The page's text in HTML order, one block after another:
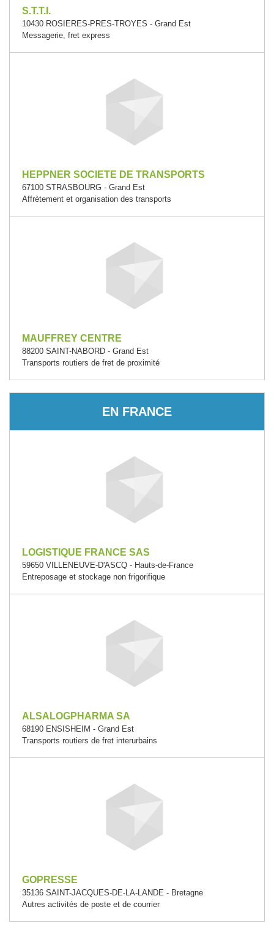
S.T.T.I.
10430 ROSIERES-PRES-TROYES - Grand Est
Messagerie, fret express
HEPPNER SOCIETE DE TRANSPORTS
67100 STRASBOURG - Grand Est
Affrètement et organisation des transports
MAUFFREY CENTRE
88200 SAINT-NABORD - Grand Est
Transports routiers de fret de proximité
EN FRANCE
LOGISTIQUE FRANCE SAS
59650 VILLENEUVE-D'ASCQ - Hauts-de-France
Entreposage et stockage non frigorifique
ALSALOGPHARMA SA
68190 ENSISHEIM - Grand Est
Transports routiers de fret interurbains
GOPRESSE
35136 SAINT-JACQUES-DE-LA-LANDE - Bretagne
Autres activités de poste et de courrier